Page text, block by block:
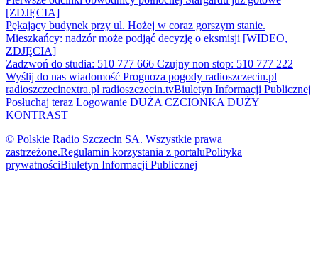
[ZDJĘCIA]
Pękający budynek przy ul. Hożej w coraz gorszym stanie.
Mieszkańcy: nadzór może podjąć decyzję o eksmisji [WIDEO,
ZDJĘCIA]
Zadzwoń do studia: 510 777 666 Czujny non stop: 510 777 222
Wyślij do nas wiadomość Prognoza pogody radioszczecin.pl
radioszczecinextra.pl radioszczecin.tvBiuletyn Informacji Publicznej
Posłuchaj teraz Logowanie DUŻA CZCIONKA DUŻY
KONTRAST
© Polskie Radio Szczecin SA. Wszystkie prawa
zastrzeżone.Regulamin korzystania z portaluPolityka
prywatnościBiuletyn Informacji Publicznej